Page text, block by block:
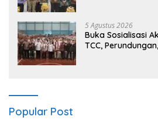
5 Agustus 2026
Buka Sosialisasi
TCC,
Popular Post